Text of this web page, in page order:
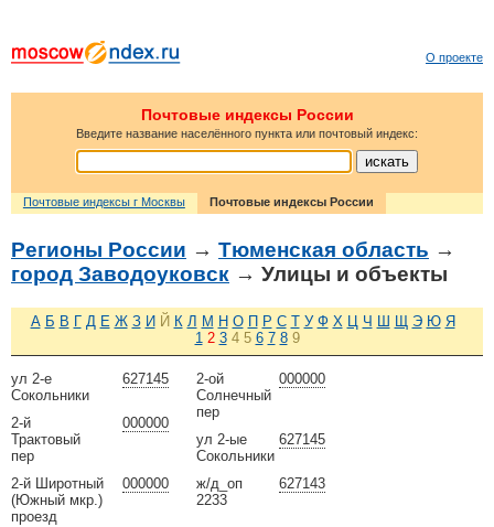
О проекте
Почтовые индексы России
Введите название населённого пункта или почтовый индекс:
Почтовые индексы г Москвы Почтовые индексы России
Регионы России → Тюменская область →
город Заводоуковск → Улицы и объекты
А Б В Г Д Е Ж З И Й К Л М Н О П Р С Т У Ф Х Ц Ч Ш Щ Э Ю Я
1 2 3 4 5 6 7 8 9
627145
ул 2-е
Сокольники
000000
2-й
Трактовый
пер
000000
2-й Широтный
(Южный мкр.)
проезд
000000
2-ой
Солнечный
пер
627145
ул 2-ые
Сокольники
627143
ж/д_оп
2233